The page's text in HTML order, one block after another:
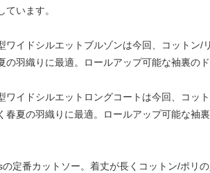
います。
ワイドシルエットブルゾンは今回、コット
の羽織りに最適。ロールアップ可能な袖裏の
ワイドシルエットロングコートは今回、コ
春夏の羽織りに最適。ロールアップ可能な袖
の定番カットソー。着丈が長くコットン/ポリ